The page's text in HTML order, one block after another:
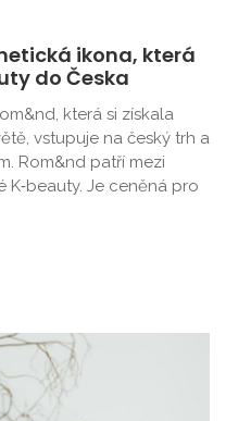
ikona, která
do Česka
která si získala
vstupuje na český trh a
Rom&nd patří mezi
K‑beauty. Je ceněná pro